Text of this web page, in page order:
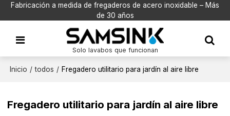
Fabricación a medida de fregaderos de acero inoxidable – Más
de 30 años
Solo lavabos que funcionan
Inicio / todos / Fregadero utilitario para jardín al aire libre
Fregadero utilitario para jardín al aire libre